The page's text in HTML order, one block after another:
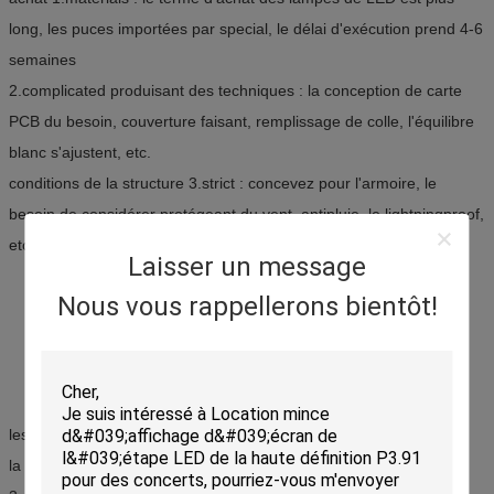
Laisser un message
Nous vous rappellerons bientôt!
long, les puces importées par special, le délai d'exécution prend 4-6
semaines
2.complicated produisant des techniques : la conception de carte
PCB du besoin, couverture faisant, remplissage de colle, l'équilibre
blanc s'ajustent, etc.
conditions de la structure 3.strict : concevez pour l'armoire, le
besoin de considérer protégeant du vent, antipluie, le lightningproof,
etc.
l'affichage approprié ?
les besoins 1.the de montrer le contenu
la distance 2.visible, angle visuel confirment